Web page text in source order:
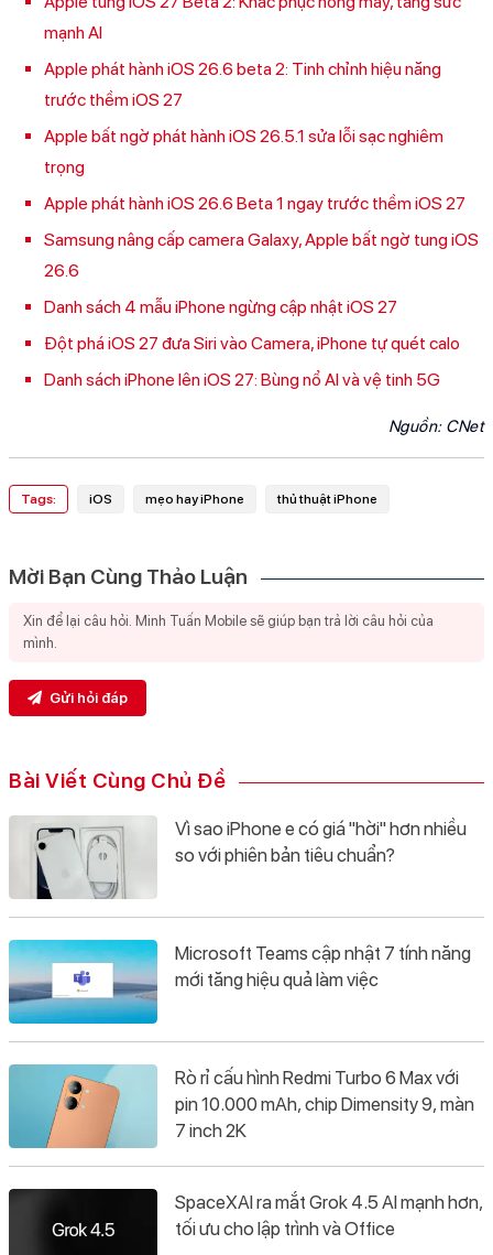
mạnh AI
Apple phát hành iOS 26.6 beta 2: Tinh chỉnh hiệu năng
trước thềm iOS 27
Apple bất ngờ phát hành iOS 26.5.1 sửa lỗi sạc nghiêm
trọng
Apple phát hành iOS 26.6 Beta 1 ngay trước thềm iOS 27
Samsung nâng cấp camera Galaxy, Apple bất ngờ tung iOS
26.6
Danh sách 4 mẫu iPhone ngừng cập nhật iOS 27
Đột phá iOS 27 đưa Siri vào Camera, iPhone tự quét calo
Danh sách iPhone lên iOS 27: Bùng nổ AI và vệ tinh 5G
Nguồn: CNet
Tags: iOS mẹo hay iPhone thủ thuật iPhone
Mời Bạn Cùng Thảo Luận
Gửi hỏi đáp
Bài Viết Cùng Chủ Đề
Vì sao iPhone e có giá "hời" hơn nhiều
so với phiên bản tiêu chuẩn?
Microsoft Teams cập nhật 7 tính năng
mới tăng hiệu quả làm việc
Rò rỉ cấu hình Redmi Turbo 6 Max với
pin 10.000 mAh, chip Dimensity 9, màn
7 inch 2K
SpaceXAI ra mắt Grok 4.5 AI mạnh hơn,
tối ưu cho lập trình và Office